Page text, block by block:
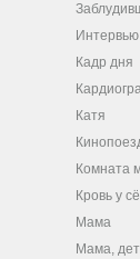
Интервью
Кадр дня
Катя
Комната
Кровь у
Мама
Мама,